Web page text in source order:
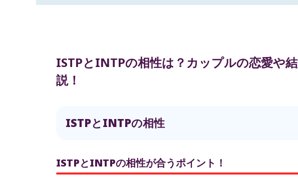
ISTPとINTPの相性は？カップルの恋愛や
説！
ISTPとINTPの相性
ISTPとINTPの相性が合うポイント！